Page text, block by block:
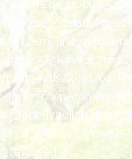
uploads/2021/04/
forez.fr/wp-content/